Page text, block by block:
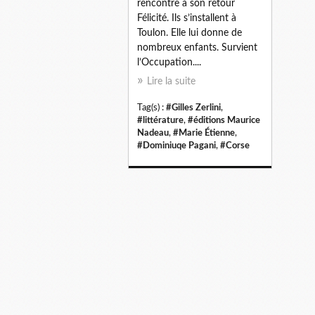
rencontre à son retour
Félicité. Ils s’installent à
Toulon. Elle lui donne de
nombreux enfants. Survient
l’Occupation....
Lire la suite
Tag(s) : #Gilles Zerlini,
#littérature, #éditions Maurice
Nadeau, #Marie Étienne,
#Dominiuqe Pagani, #Corse